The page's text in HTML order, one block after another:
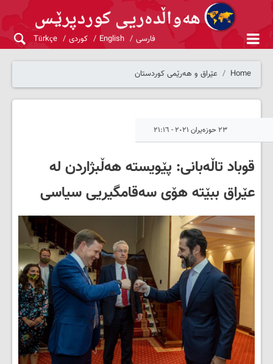
فارسی English کوردی Türkçe
Home عێراق و هەرێمی کوردستان
٢٣ حوزەیران ٢٠٢١ - ٢١:١٦
قوباد تاڵەبانی: پێویستە هەڵبژاردن لە
عێراق ببێتە هۆی سەقامگیریی سیاسی